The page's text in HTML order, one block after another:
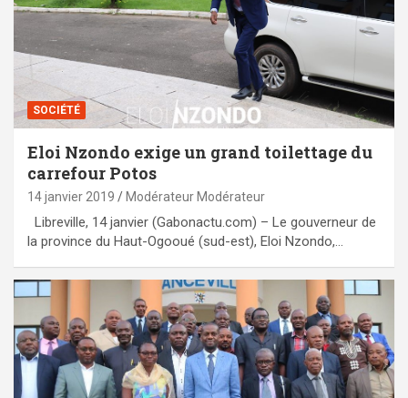
SOCIÉTÉ
Eloi Nzondo exige un grand toilettage du
carrefour Potos
14 janvier 2019 Modérateur Modérateur
Libreville, 14 janvier (Gabonactu.com) – Le gouverneur de
la province du Haut-Ogooué (sud-est), Eloi Nzondo,…